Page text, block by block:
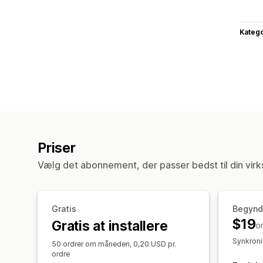
Priser
Vælg det abonnement, der passer bedst til din
Gratis
Gratis at installere
50 ordrer om måneden, 0,20 USD pr.
ordre
$19